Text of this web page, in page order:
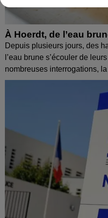
À Hoerdt, de l’eau
Depuis plusieurs jours, des
l’eau brune s’écouler de
nombreuses interrogations,